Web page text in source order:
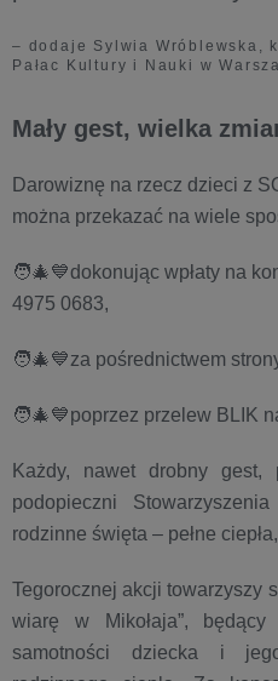
– dodaje Sylwia Wróblewska,
Pałac Kultury i Nauki w
Mały gest, wielka
Darowiznę na rzecz dzieci z
można przekazać na wiele
🧑‍🎄💙dokonując wpłaty na
4975 0683,
🧑‍🎄💙za pośrednictwem
🧑‍🎄💙poprzez przelew BLIK
Każdy, nawet drobny
podopieczni
rodzinne święta – pełne
Tegorocznej akcji towarzyszy
wiarę w Mikołaja”,
samotności dziecka i